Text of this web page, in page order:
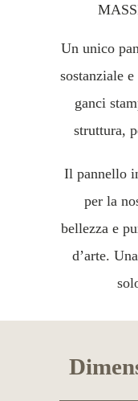
Un unico
sostanziale
ganci
struttura,
Il pannello
per la
bellezza e
d’arte.